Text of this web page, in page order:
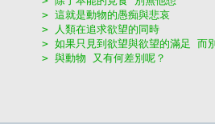
> 這就是動物的愚痴與悲哀
> 人類在追求欲望的同時
> 如果只見到欲望與欲望的滿足 而
> 與動物 又有何差別呢？